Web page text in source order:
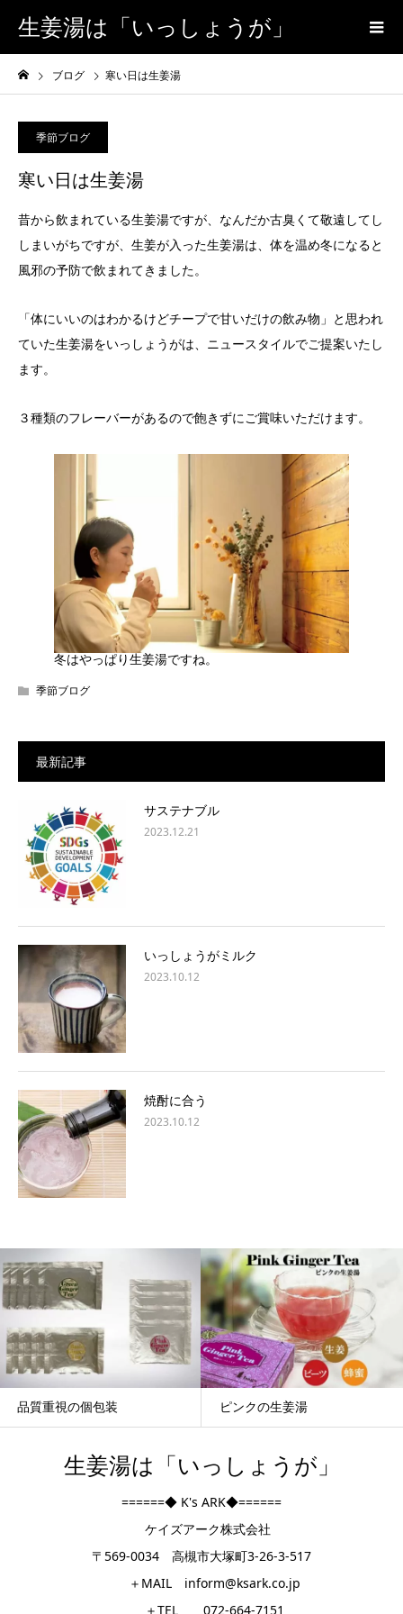
生姜湯は「いっしょうが」
ブログ 寒い日は生姜湯
季節ブログ
寒い日は生姜湯
昔から飲まれている生姜湯ですが、なんだか古臭くて敬遠してし
しまいがちですが、生姜が入った生姜湯は、体を温め冬になると
風邪の予防で飲まれてきました。
「体にいいのはわかるけどチープで甘いだけの飲み物」と思われ
ていた生姜湯をいっしょうがは、ニュースタイルでご提案いたし
ます。
３種類のフレーバーがあるので飽きずにご賞味いただけます。
冬はやっぱり生姜湯ですね。
季節ブログ
最新記事
サステナブル
2023.12.21
いっしょうがミルク
2023.10.12
焼酎に合う
2023.10.12
品質重視の個包装 ピンクの生姜湯
生姜湯は「いっしょうが」
======◆ K's ARK◆======
ケイズアーク株式会社
〒569-0034 高槻市大塚町3-26-3-517
＋MAIL inform@ksark.co.jp
＋TEL 072-664-7151